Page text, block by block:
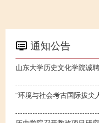
通知公告
山东大学历史文化学院诚
“环境与社会考古国际拔尖